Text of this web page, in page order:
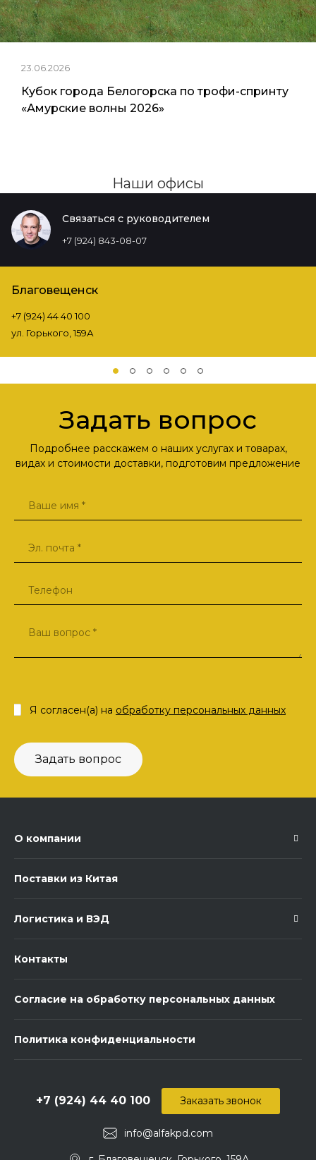
23.06.2026
Кубок города Белогорска по трофи-спринту
«Амурские волны 2026»
Наши офисы
Связаться с руководителем
+7 (924) 843-08-07
Благовещенск
+7 (924) 44 40 100
ул. Горького, 159А
Задать вопрос
Подробнее расскажем о наших услугах и товарах,
видах и стоимости доставки, подготовим предложение
Задать вопрос
Я согласен(а) на обработку персональных данных
О компании
Поставки из Китая
Логистика и ВЭД
Контакты
Согласие на обработку персональных данных
Политика конфиденциальности
info@alfakpd.com
+7 (924) 44 40 100 Заказать звонок